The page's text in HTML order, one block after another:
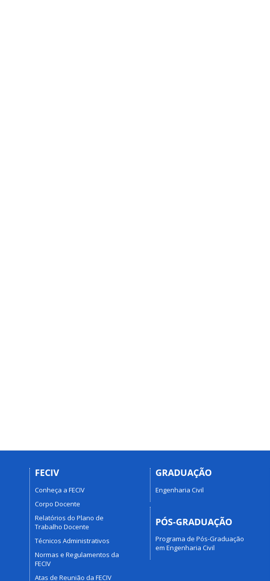
FECIV
Conheça a FECIV
Corpo Docente
Relatórios do Plano de
Trabalho Docente
Técnicos Administrativos
Normas e Regulamentos da
FECIV
Atas de Reunião da FECIV
GRADUAÇÃO
Engenharia Civil
PÓS-GRADUAÇÃO
Programa de Pós-Graduação
em Engenharia Civil